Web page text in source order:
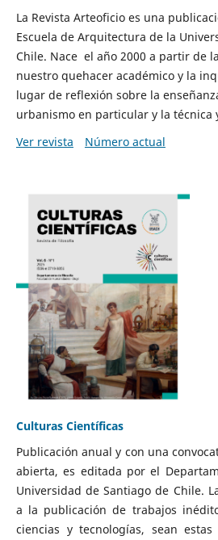
La Revista Arteoficio es una
Escuela de Arquitectura de la
Chile. Nace el año 2000 a partir de
nuestro quehacer académico y la
lugar de reflexión sobre la
urbanismo en particular y la técnica
Ver revista
Número actual
Culturas Científicas
Publicación anual y con una
abierta, es editada por el
Universidad de Santiago de Chile.
a la publicación de trabajos
ciencias y tecnologías, sean